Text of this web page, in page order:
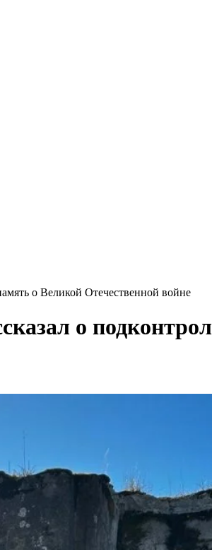
о Великой Отечественной войне
о